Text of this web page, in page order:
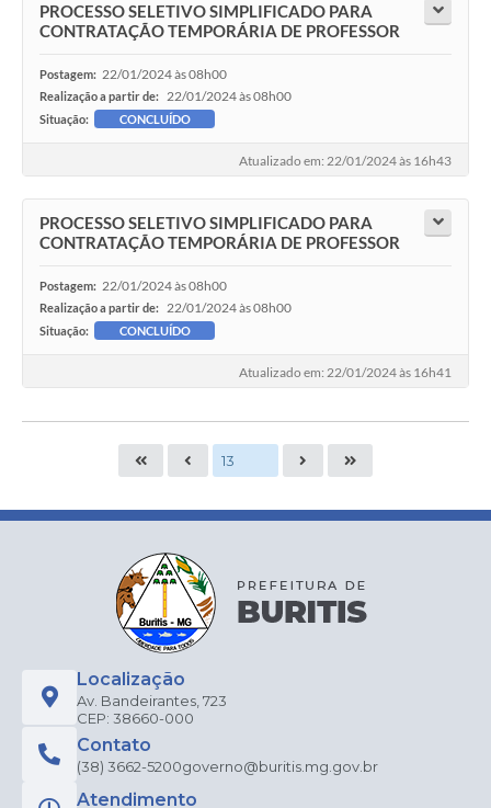
PROCESSO SELETIVO SIMPLIFICADO PARA
CONTRATAÇÃO TEMPORÁRIA DE PROFESSOR
Postagem: 22/01/2024 às 08h00
Realização a partir de: 22/01/2024 às 08h00
Situação: CONCLUÍDO
Atualizado em: 22/01/2024 às 16h43
PROCESSO SELETIVO SIMPLIFICADO PARA
CONTRATAÇÃO TEMPORÁRIA DE PROFESSOR
Postagem: 22/01/2024 às 08h00
Realização a partir de: 22/01/2024 às 08h00
Situação: CONCLUÍDO
Atualizado em: 22/01/2024 às 16h41
Localização
Av. Bandeirantes, 723
CEP: 38660-000
Contato
(38) 3662-5200governo@buritis.mg.gov.br
Atendimento